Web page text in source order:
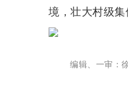
境，壮大村级集
编辑、一审：